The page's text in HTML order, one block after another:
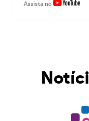
Assista no